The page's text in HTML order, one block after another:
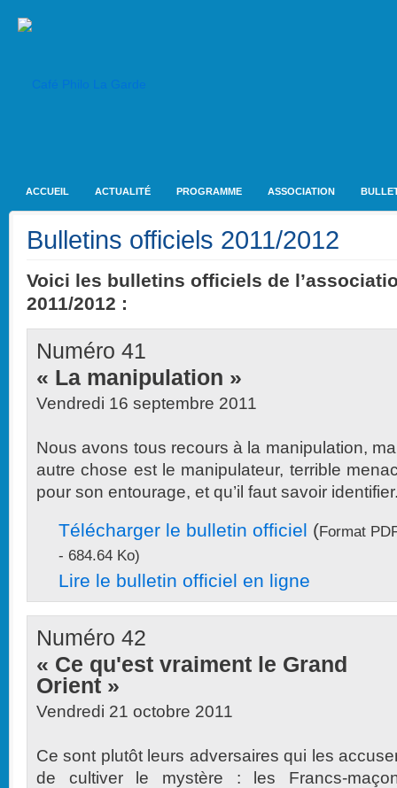
ACCUEIL ACTUALITÉ PROGRAMME ASSOCIATION
Bulletins officiels 2011/2012
Voici les bulletins officiels de
2011/2012 :
Numéro 41
« La manipulation »
Vendredi 16 septembre 2011
Nous avons tous recours à la manipulation,
autre chose est le manipulateur, terrible
pour son entourage, et qu’il faut savoir
Télécharger le bulletin officiel (Format
- 684.64 Ko)
Lire le bulletin officiel en ligne
Numéro 42
« Ce qu'est vraiment le Grand
Orient »
Vendredi 21 octobre 2011
Ce sont plutôt leurs adversaires qui les
de cultiver le mystère : les Francs-